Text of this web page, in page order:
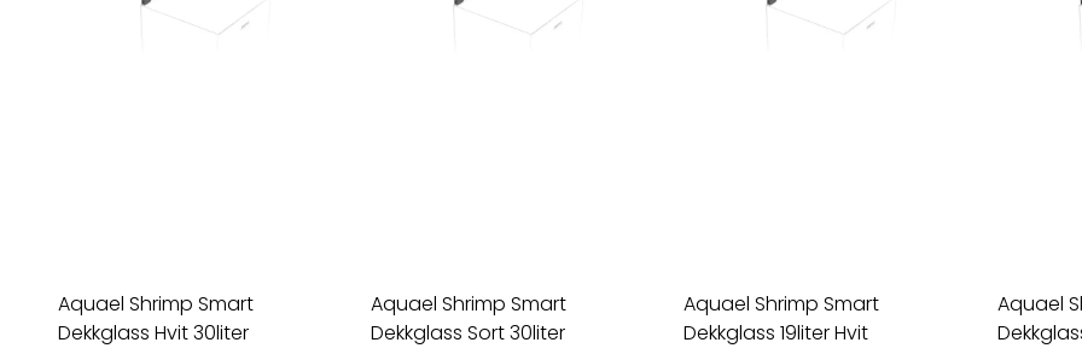
Aquael Shrimp Smart
Dekkglass Hvit 30liter
Aquael Shrimp Smart
Dekkglass Sort 30liter
Aquael Shrimp Smart
Dekkglass 19liter Hvit
Aquael